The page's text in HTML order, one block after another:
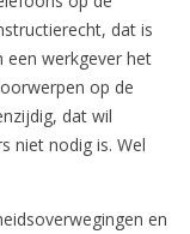
dat is
een werkgever het
op de
dat wil
niet nodig is. Wel
en